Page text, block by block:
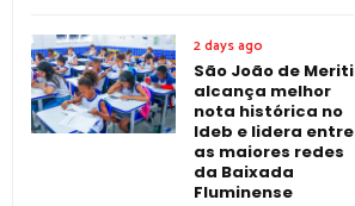
2 days ago
São João de Meriti
alcança melhor
nota histórica no
Ideb e lidera entre
as maiores redes
da Baixada
Fluminense